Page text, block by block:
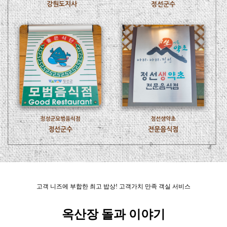
고객 니즈에 부합한 최고 밥상! 고객가치 만족 객실 서비스
옥산장 돌과 이야기